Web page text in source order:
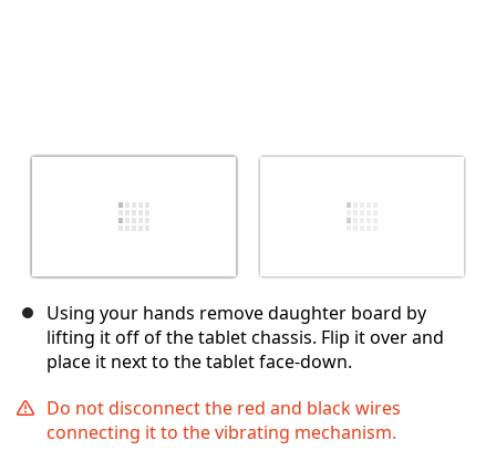
Using your hands remove daughter board by
lifting it off of the tablet chassis. Flip it over and
place it next to the tablet face-down.
Do not disconnect the red and black wires
connecting it to the vibrating mechanism.